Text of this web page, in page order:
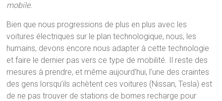
mobile.
Bien que nous progressions de plus en plus avec les
voitures électriques sur le plan technologique, nous, les
humains, devons encore nous adapter à cette technologie
et faire le dernier pas vers ce type de mobilité. Il reste des
mesures à prendre, et même aujourd’hui, l’une des craintes
des gens lorsqu’ils achètent ces voitures (Nissan, Tesla) est
de ne pas trouver de stations de bornes recharge pour